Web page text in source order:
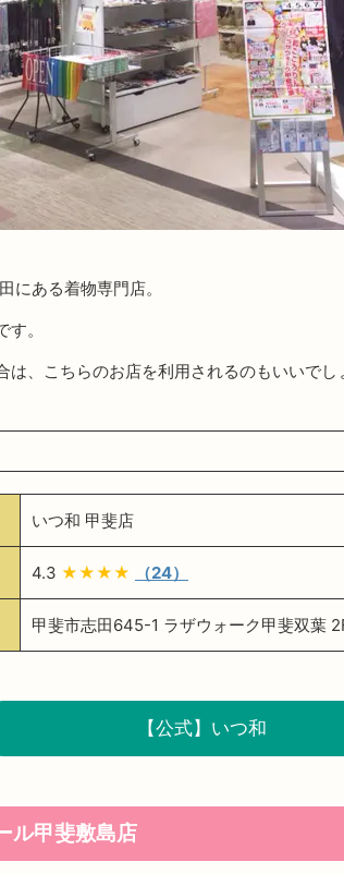
にある着物専門店。
。
、こちらのお店を利用されるのもいいでし
いつ和 甲斐店
4.3 ★★★★ （24）
甲斐市志田645-1 ラザウォーク甲斐双葉
【公式】いつ和
ル甲斐敷島店